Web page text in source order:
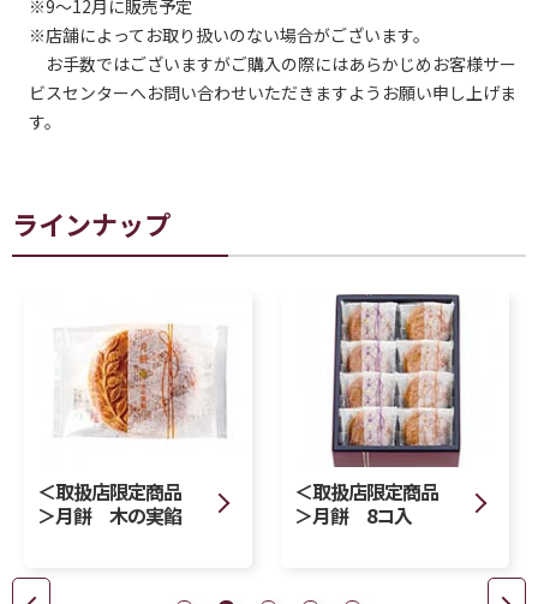
※9～12月に販売予定
※店舗によってお取り扱いのない場合がございます。
お手数ではございますがご購入の際にはあらかじめお客様サー
ビスセンターへお問い合わせいただきますようお願い申し上げま
す。
ラインナップ
＜取扱店限定商品
＞月餅 木の実餡
＜取扱店限定商品
＞月餅 8コ入